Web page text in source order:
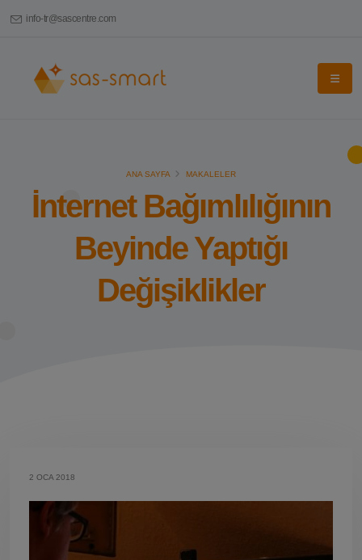
info-tr@sascentre.com
ANA SAYFA MAKALELER
İnternet Bağımlılığının
Beyinde Yaptığı
Değişiklikler
2 OCA 2018